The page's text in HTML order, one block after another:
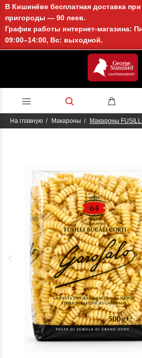
В Кишинёве бесплатная доставка при
пригороды — 90 леев.
График работы интернет-магазина:
09:00–14:00, Вс: выходной.
На главную Макароны Макароны